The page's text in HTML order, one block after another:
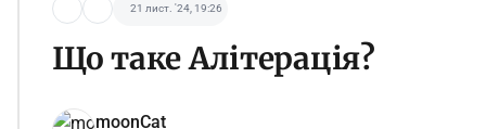
21 лист. '24, 19:26
Що таке Алітерація?
moonCat